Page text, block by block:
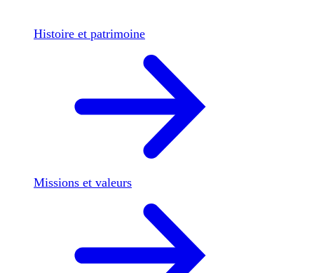
Histoire et patrimoine
Missions et valeurs